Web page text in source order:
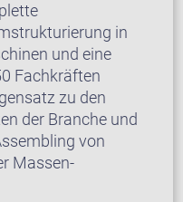
in
und eine
Fachkräften
zu den
der Branche und
von
Massen-